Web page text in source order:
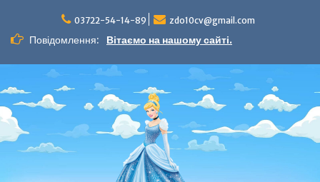
вмісту
03722-54-14-89 zdo10cv@gmail.com
Повідомлення: Вітаємо на нашому сайті.